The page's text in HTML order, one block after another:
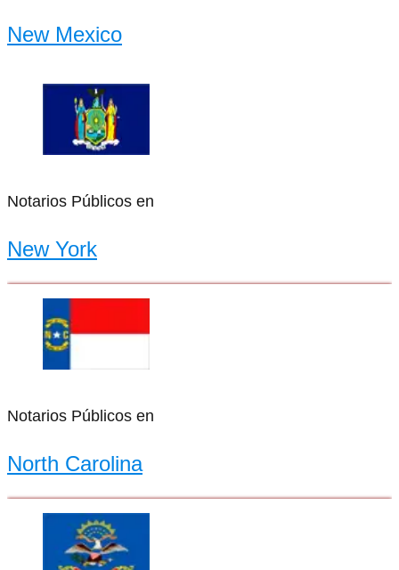
New Mexico
Notarios Públicos en
New York
Notarios Públicos en
North Carolina